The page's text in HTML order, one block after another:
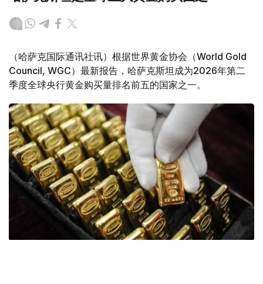
（哈萨克国际通讯社讯）根据世界黄金协会（World Gold
Council, WGC）最新报告，哈萨克斯坦成为2026年第二
季度全球央行黄金购买量排名前五的国家之一。